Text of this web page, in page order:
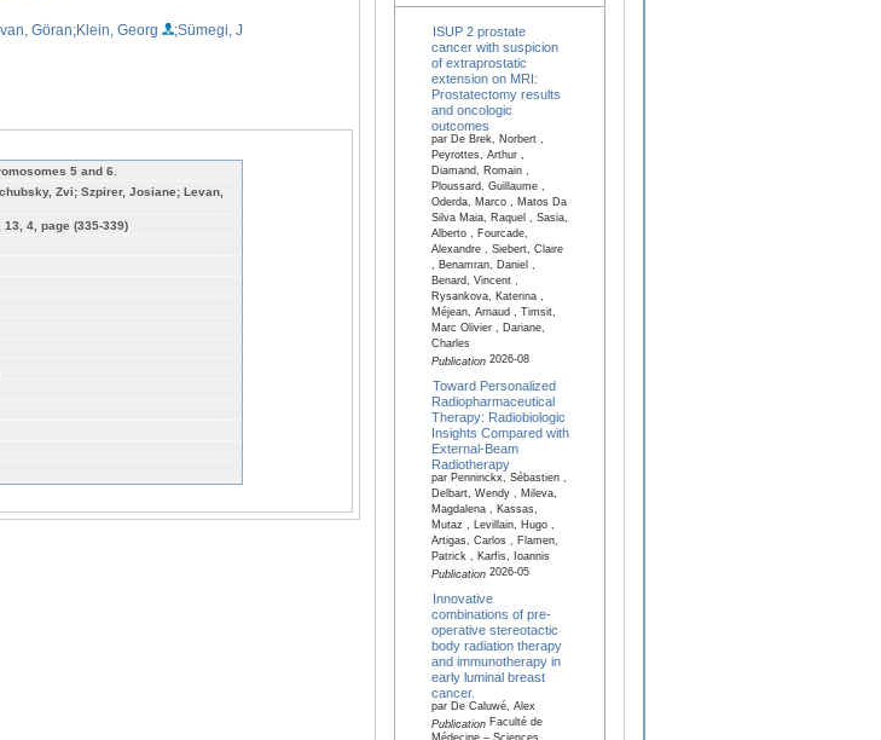
Göran;Klein, Georg
;Sümegi, J
5 and 6.
Zvi; Szpirer, Josiane; Levan,
4, page (335-339)
ISUP 2 prostate
cancer with suspicion
of extraprostatic
extension on MRI:
Prostatectomy results
and oncologic
outcomes
par De Brek, Norbert ,
Peyrottes, Arthur ,
Diamand, Romain ,
Ploussard, Guillaume ,
Oderda, Marco , Matos Da
Silva Maia, Raquel , Sasia,
Alberto , Fourcade,
Alexandre , Siebert, Claire
, Benamran, Daniel ,
Benard, Vincent ,
Rysankova, Katerina ,
Méjean, Arnaud , Timsit,
Marc Olivier , Dariane,
Charles
Publication2026-08
Toward Personalized
Radiopharmaceutical
Therapy: Radiobiologic
Insights Compared with
External-Beam
Radiotherapy
par Penninckx, Sébastien ,
Delbart, Wendy , Mileva,
Magdalena , Kassas,
Mutaz , Levillain, Hugo ,
Artigas, Carlos , Flamen,
Patrick , Karfis, Ioannis
Publication2026-05
Innovative
combinations of pre-
operative stereotactic
body radiation therapy
and immunotherapy in
early luminal breast
cancer.
par De Caluwé, Alex
PublicationFaculté de